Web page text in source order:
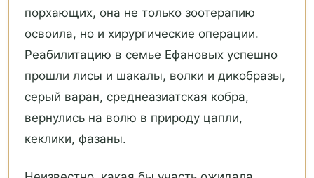
порхающих, она не только зоотерапию
освоила, но и хирургические операции.
Реабилитацию в семье Ефановых успешно
прошли лисы и шакалы, волки и дикобразы,
серый варан, среднеазиатская кобра,
вернулись на волю в природу цапли,
кеклики, фазаны.